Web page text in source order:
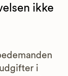
ikke
i